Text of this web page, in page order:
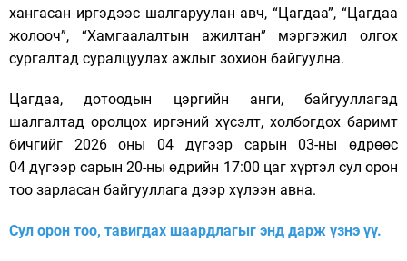
хангасан иргэдээс шалгаруулан авч, “Цагдаа”, “Цагдаа
жолооч”, “Хамгаалалтын ажилтан” мэргэжил олгох
сургалтад суралцуулах ажлыг зохион байгуулна.
Цагдаа, дотоодын цэргийн анги, байгууллагад
шалгалтад оролцох иргэний хүсэлт, холбогдох баримт
бичгийг 2026 оны 04 дүгээр сарын 03-ны өдрөөс
04 дүгээр сарын 20-ны өдрийн 17:00 цаг хүртэл сул орон
тоо зарласан байгууллага дээр хүлээн авна.
Сул орон тоо, тавигдах шаардлагыг энд дарж үзнэ үү.